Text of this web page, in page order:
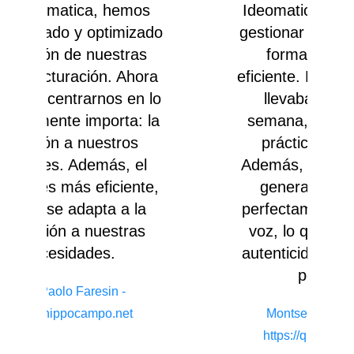
Ideomatica, ahora puedo
gestionar mi contenido de
forma mucho más
eficiente. Lo que antes me
llevaba horas cada
semana, ahora se hace
prácticamente solo.
Además, los comentarios
generados capturan
perfectamente mi estilo y
voz, lo que mantiene la
autenticidad de mi marca
Montserrat Peñarroya